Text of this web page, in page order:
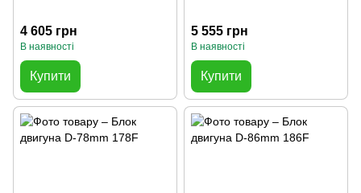
4 605 грн
В наявності
Купити
5 555 грн
В наявності
Купити